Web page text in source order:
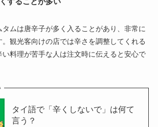
タムは唐辛子が多く入ることがあり、非常に
観光客向けの店では辛さを調整してくれる
い料理が苦手な人は注文時に伝えると安心で
タイ語で「辛くしないで」は何て
言う？